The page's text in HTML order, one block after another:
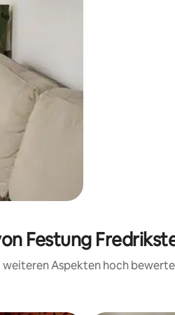
Festung
weiteren Aspekten hoch